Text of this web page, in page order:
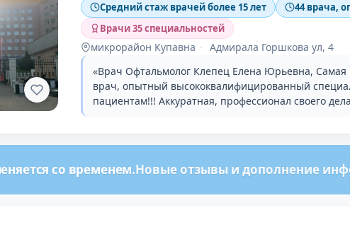
Средний стаж врачей более 15 лет
44 врача,
Врачи 35 специальностей
микрорайон Купавна · Адмирала Горшкова ул, 4
«Врач Офтальмолог Клепец Елена Юрьевна,
врач, опытный высококвалифицированный
пациентам!!! Аккуратная, профессионал своего
со временем.Новые отзывы и дополнение